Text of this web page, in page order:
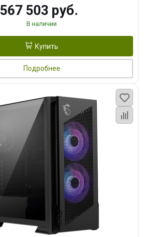
567 503 руб.
В наличии
Купить
Подробнее